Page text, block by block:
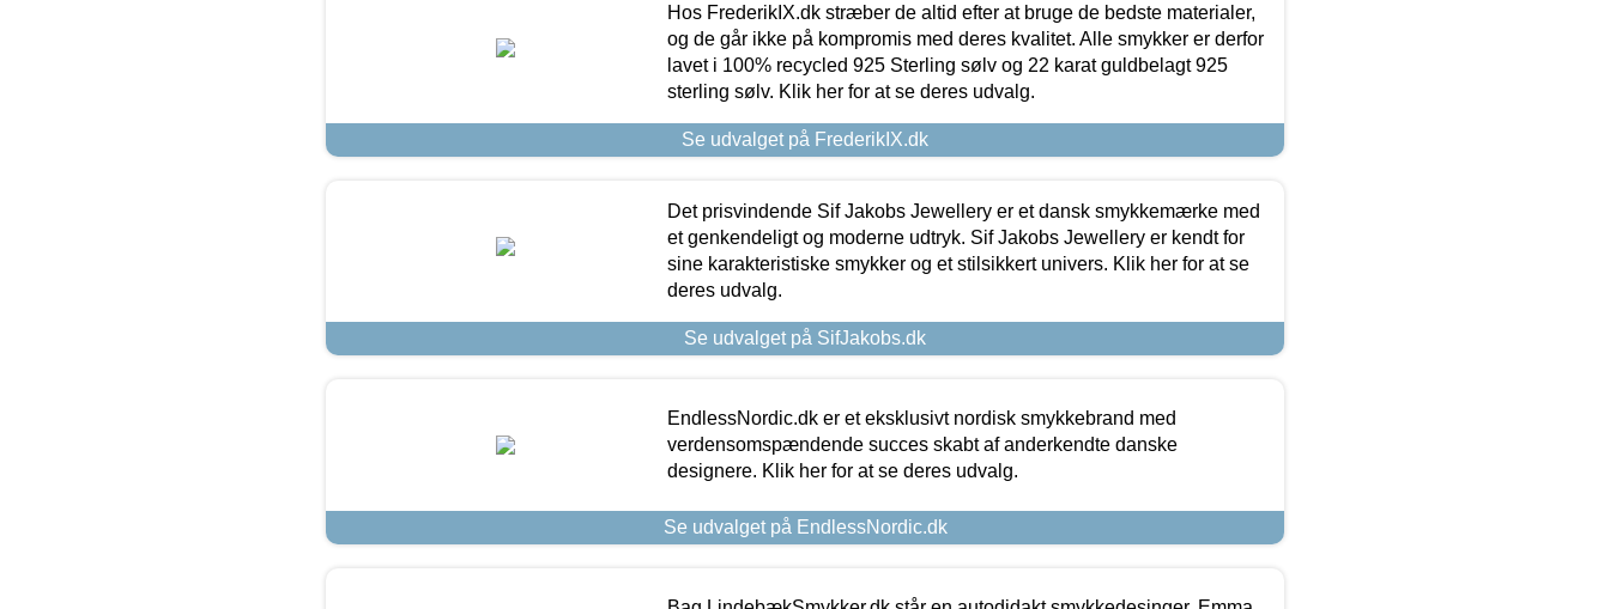
Hos FrederikIX.dk stræber de altid efter at bruge de bedste materialer,
og de går ikke på kompromis med deres kvalitet. Alle smykker er derfor
lavet i 100% recycled 925 Sterling sølv og 22 karat guldbelagt 925
sterling sølv. Klik her for at se deres udvalg.
Se udvalget på FrederikIX.dk
Det prisvindende Sif Jakobs Jewellery er et dansk smykkemærke med
et genkendeligt og moderne udtryk. Sif Jakobs Jewellery er kendt for
sine karakteristiske smykker og et stilsikkert univers. Klik her for at se
deres udvalg.
Se udvalget på SifJakobs.dk
EndlessNordic.dk er et eksklusivt nordisk smykkebrand med
verdensomspændende succes skabt af anderkendte danske
designere. Klik her for at se deres udvalg.
Se udvalget på EndlessNordic.dk